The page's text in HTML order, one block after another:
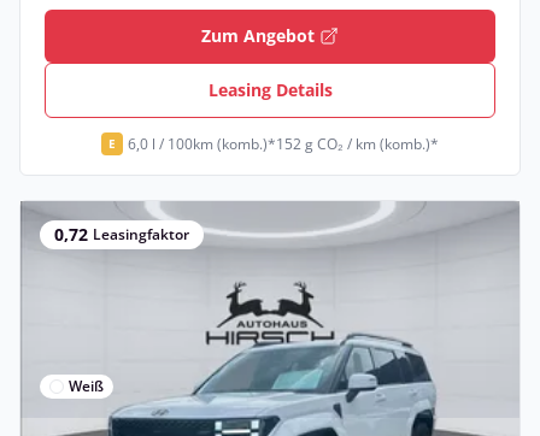
Zum Angebot
Leasing Details
E 6,0 l / 100km (komb.)*152 g CO₂ / km (komb.)*
0,72 Leasingfaktor
Weiß